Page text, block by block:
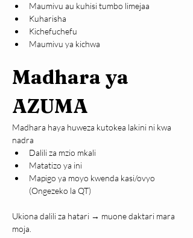
Maumivu au kuhisi tumbo limejaa
Kuharisha
Kichefuchefu
Maumivu ya kichwa
Madhara ya
AZUMA
Madhara haya huweza kutokea lakini ni kwa
nadra
Dalili za mzio mkali
Matatizo ya ini
Mapigo ya moyo kwenda kasi/ovyo
(Ongezeko la QT)
Ukiona dalili za hatari → muone daktari mara
moja.